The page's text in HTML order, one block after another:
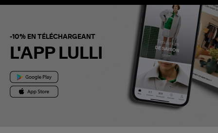
-10% EN TÉLÉCHARGEANT
L'APP LULLI